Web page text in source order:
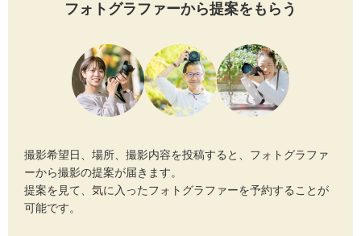
フォトグラファーから提案をもらう
撮影希望日、場所、撮影内容を投稿すると、フォトグラファ
ーから撮影の提案が届きます。
提案を見て、気に入ったフォトグラファーを予約することが
可能です。